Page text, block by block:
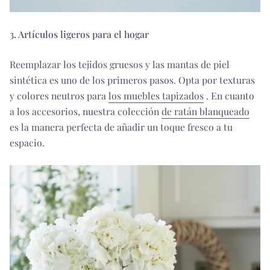
3. Artículos ligeros para el hogar
Reemplazar los tejidos gruesos y las mantas de piel
sintética es uno de los primeros pasos. Opta por texturas
y colores neutros para los muebles tapizados . En cuanto
a los accesorios, nuestra colección de ratán blanqueado
es la manera perfecta de añadir un toque fresco a tu
espacio.